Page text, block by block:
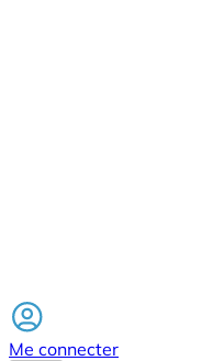
Me connecter